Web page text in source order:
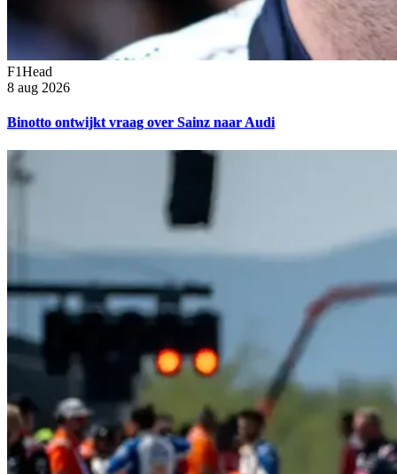
F1Head
8 aug 2026
Binotto ontwijkt vraag over Sainz naar Audi